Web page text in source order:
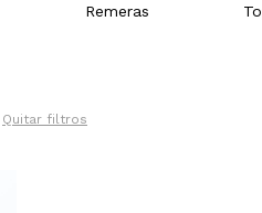
Remeras
Quitar filtros